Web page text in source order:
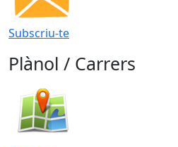
Subscriu-te
Plànol / Carrers